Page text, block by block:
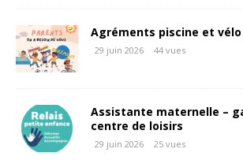
Agréments piscine et vélo
29 juin 2026 44 vues
Assistante maternelle –
centre de loisirs
29 juin 2026 25 vues